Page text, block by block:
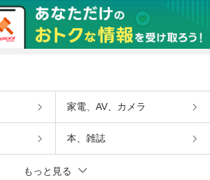
家電、AV、カメラ
本、雑誌
もっと見る